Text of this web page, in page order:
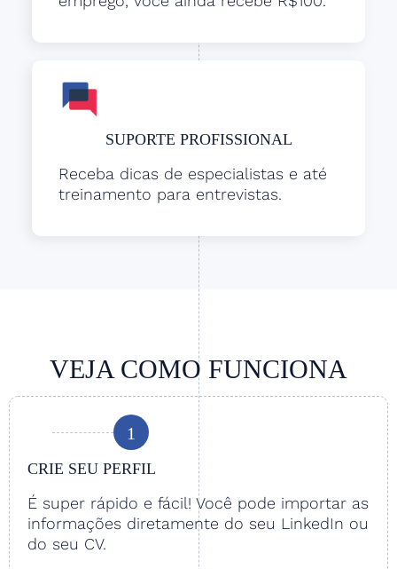
SUPORTE PROFISSIONAL
Receba dicas de especialistas e até
treinamento para entrevistas.
VEJA COMO FUNCIONA
1
CRIE SEU PERFIL
É super rápido e fácil! Você pode importar as
informações diretamente do seu LinkedIn ou
do seu CV.